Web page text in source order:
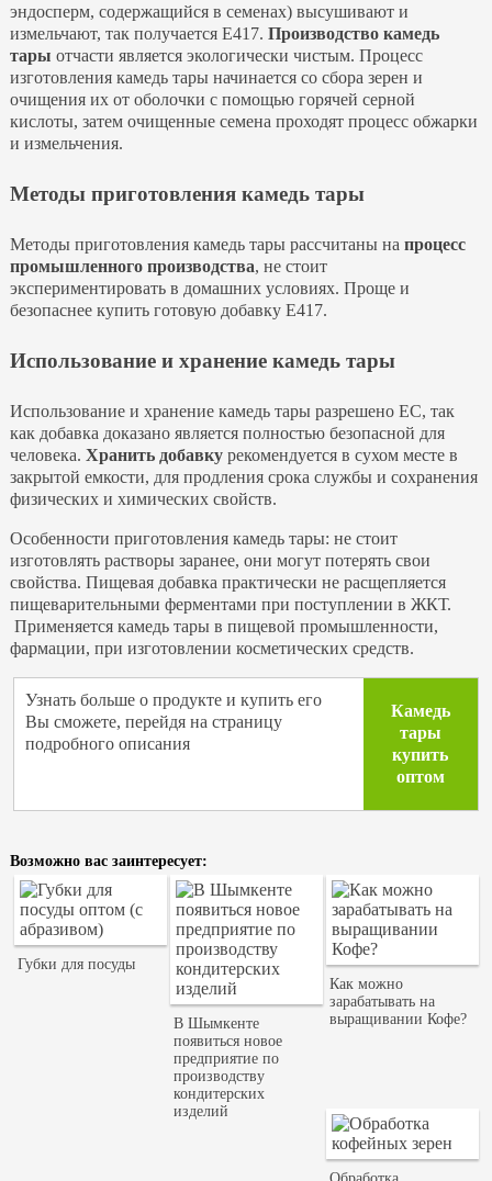
эндосперм, содержащийся в семенах) высушивают и
измельчают, так получается Е417. Производство камедь
тары отчасти является экологически чистым. Процесс
изготовления камедь тары начинается со сбора зерен и
очищения их от оболочки с помощью горячей серной
кислоты, затем очищенные семена проходят процесс обжарки
и измельчения.
Методы приготовления камедь тары
Методы приготовления камедь тары рассчитаны на процесс
промышленного производства, не стоит
экспериментировать в домашних условиях. Проще и
безопаснее купить готовую добавку Е417.
Использование и хранение камедь тары
Использование и хранение камедь тары разрешено ЕС, так
как добавка доказано является полностью безопасной для
человека. Хранить добавкурекомендуется в сухом месте в
закрытой емкости, для продления срока службы и сохранения
физических и химических свойств.
Особенности приготовления камедь тары: не стоит
изготовлять растворы заранее, они могут потерять свои
свойства. Пищевая добавка практически не расщепляется
пищеварительными ферментами при поступлении в ЖКТ.
Применяется камедь тары в пищевой промышленности,
фармации, при изготовлении косметических средств.
Узнать больше о продукте и купить его
Вы сможете, перейдя на страницу
подробного описания
Камедь
тары
купить
оптом
Возможно вас заинтересует:
Губки для посуды
В Шымкенте
появиться новое
предприятие по
производству
кондитерских
изделий
Как можно
зарабатывать на
выращивании Кофе?